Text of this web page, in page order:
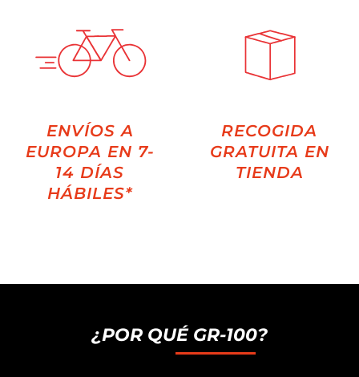
ENVÍOS A
EUROPA EN 7-
14 DÍAS
HÁBILES*
RECOGIDA
GRATUITA EN
TIENDA
¿POR QUÉ GR-100?